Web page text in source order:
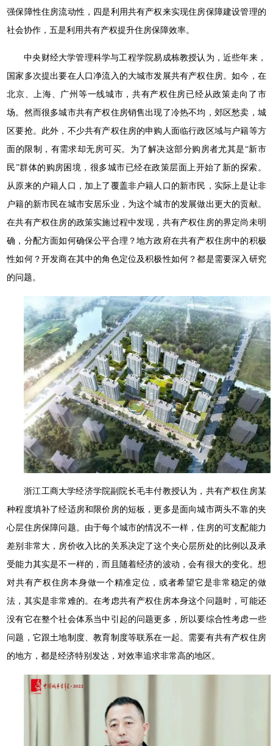
强保障性住房流动性，四是利用共有产权来实现住房保障建设管理的
社会协作，五是利用共有产权提升住房保障效率。
中央财经大学管理科学与工程学院易成栋教授认为，近些年来，
国家多次提出要在人口净流入的大城市发展共有产权住房。如今，在
北京、上海、广州等一线城市，共有产权住房已经从政策走向了市
场。然而很多城市共有产权住房销售出现了冷热不均，郊区愁卖，城
区要抢。此外，不少共有产权住房的申购人面临行政区域与户籍等方
面的限制，有需求却无房可买。为了解决这部分购房者尤其是“新市
民”群体的购房困境，很多城市已经在政策层面上开始了新的探索。
从原来的户籍人口，加上了覆盖非户籍人口的新市民，实际上是让非
户籍的新市民在城市安居乐业，为这个城市的发展做出更大的贡献。
在共有产权住房的政策实施过程中发现，共有产权住房的界定尚未明
确，分配方面如何确保公平合理？地方政府在共有产权住房中的积极
性如何？开发商在其中的角色定位及积极性如何？都是需要深入研究
的问题。
浙江工商大学经济学院副院长毛丰付教授认为，共有产权住房某
种程度填补了经适房和限价房的短板，更多是面向城市两头不靠的夹
心层住房保障问题。由于每个城市的情况不一样，住房的可支配能力
差别非常大，房价收入比的关系决定了这个夹心层所处的比例以及承
受能力其实是不一样的，而且随着经济的波动，会有很大的变化。想
对共有产权住房本身做一个精准定位，或者希望它是非常稳定的做
法，其实是非常难的。在考虑共有产权住房本身这个问题时，可能还
没有它在整个社会体系当中引起的问题更多，所以要综合性考虑一些
问题，它跟土地制度、教育制度等联系在一起。需要有共有产权住房
的地方，都是经济特别发达，对效率追求非常高的地区。